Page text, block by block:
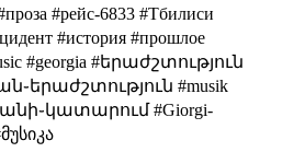
#рейс-6833 #Тбилиси
#история #прошлое
#georgia #երաժշտություն
#musik
#Giorgi-